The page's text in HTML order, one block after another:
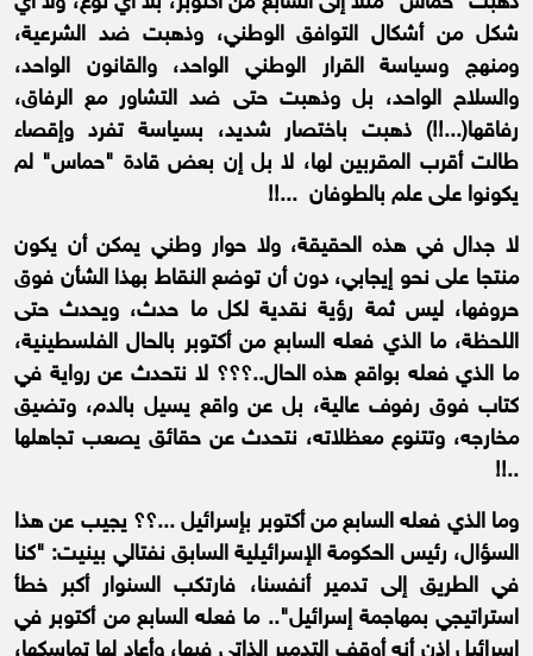
شكل من أشكال التوافق الوطني، وذهبت ضد الشرعية،
ومنهج وسياسة القرار الوطني الواحد، والقانون الواحد،
والسلاح الواحد، بل وذهبت حتى ضد التشاور مع الرفاق،
رفاقها(...!!) ذهبت باختصار شديد، بسياسة تفرد وإقصاء
طالت أقرب المقربين لها، لا بل إن بعض قادة "حماس" لم
يكونوا على علم بالطوفان ...!!
لا جدال في هذه الحقيقة، ولا حوار وطني يمكن أن يكون
منتجا على نحو إيجابي، دون أن توضع النقاط بهذا الشأن فوق
حروفها، ليس ثمة رؤية نقدية لكل ما حدث، ويحدث حتى
اللحظة، ما الذي فعله السابع من أكتوبر بالحال الفلسطينية،
ما الذي فعله بواقع هذه الحال..؟؟؟ لا نتحدث عن رواية في
كتاب فوق رفوف عالية، بل عن واقع يسيل بالدم، وتضيق
مخارجه، وتتنوع معظلاته، نتحدث عن حقائق يصعب تجاهلها
..!!
وما الذي فعله السابع من أكتوبر بإسرائيل ...؟؟ يجيب عن هذا
السؤال، رئيس الحكومة الإسرائيلية السابق نفتالي بينيت: "كنا
في الطريق إلى تدمير أنفسنا، فارتكب السنوار أكبر خطأ
استراتيجي بمهاجمة إسرائيل".. ما فعله السابع من أكتوبر في